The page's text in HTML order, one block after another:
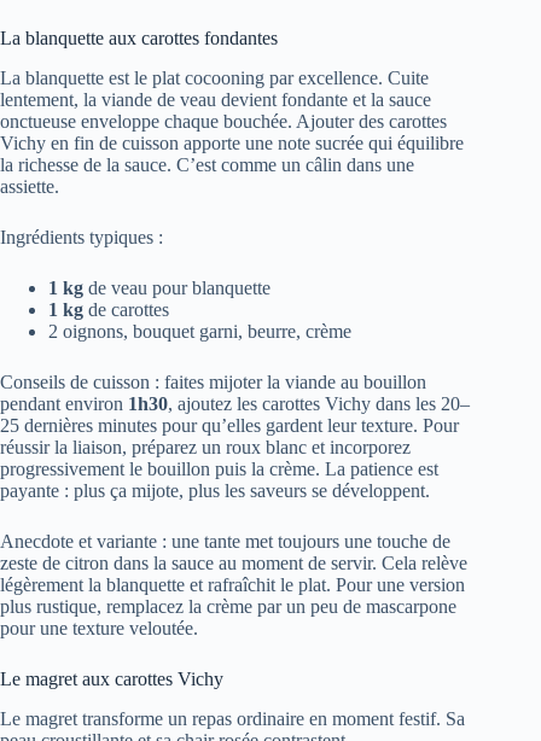
La blanquette aux carottes fondantes
La blanquette est le plat cocooning par excellence. Cuite
lentement, la viande de veau devient fondante et la sauce
onctueuse enveloppe chaque bouchée. Ajouter des carottes
Vichy en fin de cuisson apporte une note sucrée qui équilibre
la richesse de la sauce. C’est comme un câlin dans une
assiette.
Ingrédients typiques :
1 kg de veau pour blanquette
1 kg de carottes
2 oignons, bouquet garni, beurre, crème
Conseils de cuisson : faites mijoter la viande au bouillon
pendant environ 1h30, ajoutez les carottes Vichy dans les 20–
25 dernières minutes pour qu’elles gardent leur texture. Pour
réussir la liaison, préparez un roux blanc et incorporez
progressivement le bouillon puis la crème. La patience est
payante : plus ça mijote, plus les saveurs se développent.
Anecdote et variante : une tante met toujours une touche de
zeste de citron dans la sauce au moment de servir. Cela relève
légèrement la blanquette et rafraîchit le plat. Pour une version
plus rustique, remplacez la crème par un peu de mascarpone
pour une texture veloutée.
Le magret aux carottes Vichy
Le magret transforme un repas ordinaire en moment festif. Sa